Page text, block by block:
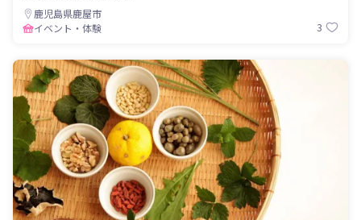
鹿児島県鹿屋市
イベント・体験
3